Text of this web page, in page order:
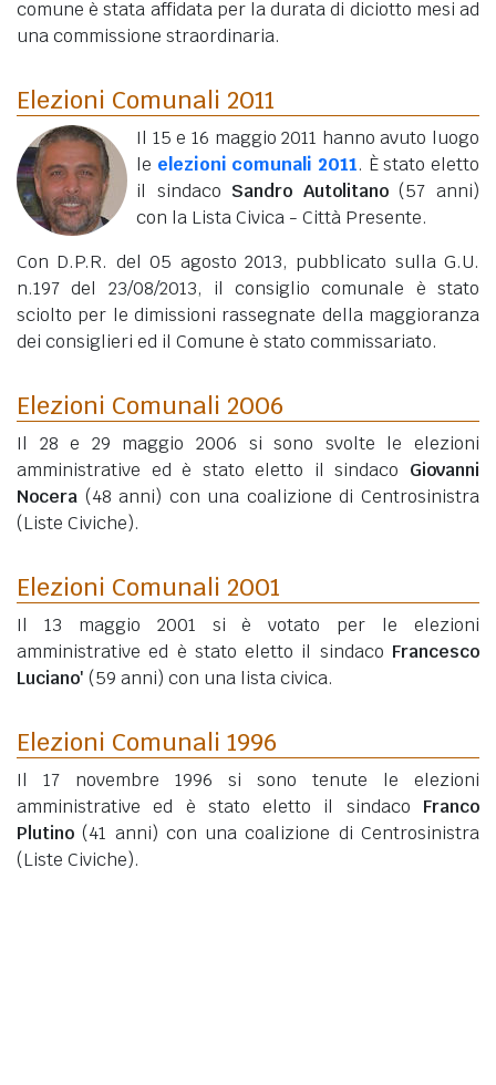
comune è stata affidata per la durata di diciotto mesi ad
una commissione straordinaria.
Elezioni Comunali 2011
Il 15 e 16 maggio 2011 hanno avuto luogo
le elezioni comunali 2011. È stato eletto
il sindaco Sandro Autolitano (57 anni)
con la Lista Civica - Città Presente.
Con D.P.R. del 05 agosto 2013, pubblicato sulla G.U.
n.197 del 23/08/2013, il consiglio comunale è stato
sciolto per le dimissioni rassegnate della maggioranza
dei consiglieri ed il Comune è stato commissariato.
Elezioni Comunali 2006
Il 28 e 29 maggio 2006 si sono svolte le elezioni
amministrative ed è stato eletto il sindaco Giovanni
Nocera (48 anni) con una coalizione di Centrosinistra
(Liste Civiche).
Elezioni Comunali 2001
Il 13 maggio 2001 si è votato per le elezioni
amministrative ed è stato eletto il sindaco Francesco
Luciano' (59 anni) con una lista civica.
Elezioni Comunali 1996
Il 17 novembre 1996 si sono tenute le elezioni
amministrative ed è stato eletto il sindaco Franco
Plutino (41 anni) con una coalizione di Centrosinistra
(Liste Civiche).